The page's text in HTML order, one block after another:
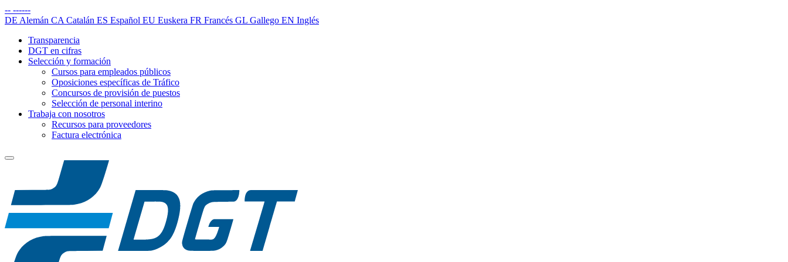
-- ------
DE Alemán CA Catalán ES Español EU Euskera FR Francés GL Gallego EN Inglés
Transparencia
DGT en cifras
Selección y formación
Cursos para empleados públicos
Oposiciones específicas de Tráfico
Concursos de provisión de puestos
Selección de personal interino
Trabaja con nosotros
Recursos para proveedores
Factura electrónica